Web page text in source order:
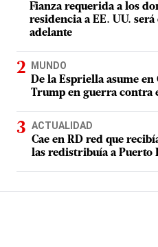
Fianza requerida a los
residencia a EE. UU.
adelante
MUNDO
De la Espriella asume
Trump en guerra contra
ACTUALIDAD
Cae en RD red que
las redistribuía a Puerto